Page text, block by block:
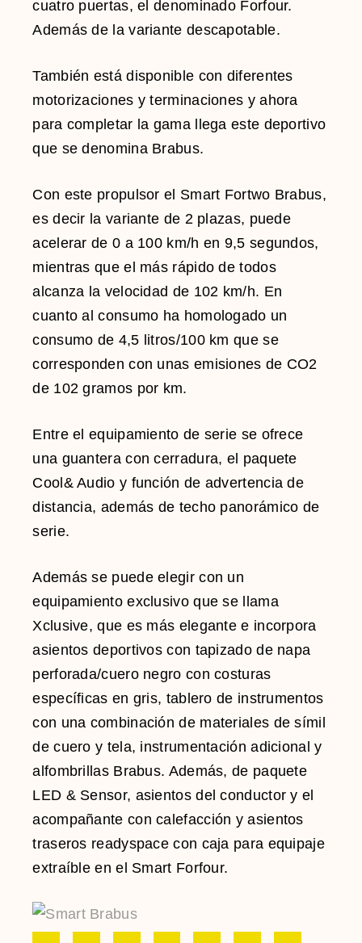
cuatro puertas, el denominado Forfour.
Además de la variante descapotable.
También está disponible con diferentes
motorizaciones y terminaciones y ahora
para completar la gama llega este deportivo
que se denomina Brabus.
Con este propulsor el Smart Fortwo Brabus,
es decir la variante de 2 plazas, puede
acelerar de 0 a 100 km/h en 9,5 segundos,
mientras que el más rápido de todos
alcanza la velocidad de 102 km/h. En
cuanto al consumo ha homologado un
consumo de 4,5 litros/100 km que se
corresponden con unas emisiones de CO2
de 102 gramos por km.
Entre el equipamiento de serie se ofrece
una guantera con cerradura, el paquete
Cool& Audio y función de advertencia de
distancia, además de techo panorámico de
serie.
Además se puede elegir con un
equipamiento exclusivo que se llama
Xclusive, que es más elegante e incorpora
asientos deportivos con tapizado de napa
perforada/cuero negro con costuras
específicas en gris, tablero de instrumentos
con una combinación de materiales de símil
de cuero y tela, instrumentación adicional y
alfombrillas Brabus. Además, de paquete
LED & Sensor, asientos del conductor y el
acompañante con calefacción y asientos
traseros readyspace con caja para equipaje
extraíble en el Smart Forfour.